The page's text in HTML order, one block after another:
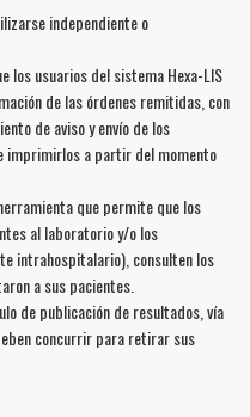
independiente o
los usuarios del sistema Hexa-LIS
de las órdenes remitidas, con
de aviso y envío de los
imprimirlos a partir del momento
que permite que los
al laboratorio y/o los
intrahospitalario), consulten los
a sus pacientes.
de publicación de resultados, vía
concurrir para retirar sus